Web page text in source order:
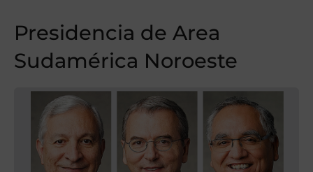
Presidencia de Area
Sudamérica Noroeste